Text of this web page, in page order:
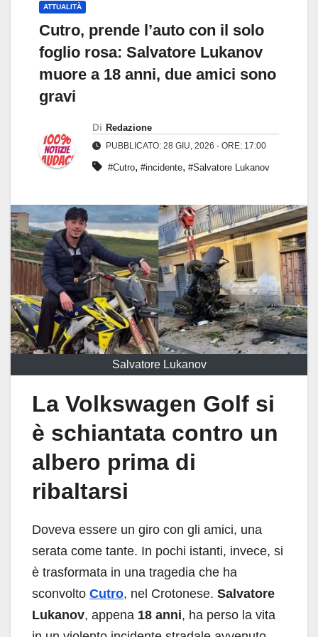
ATTUALITÀ
Cutro, prende l’auto con il solo
foglio rosa: Salvatore Lukanov
muore a 18 anni, due amici sono
gravi
Di Redazione
PUBBLICATO: 28 GIU, 2026 - ORE: 17:00
#Cutro, #incidente, #Salvatore Lukanov
Salvatore Lukanov
La Volkswagen Golf si
è schiantata contro un
albero prima di
ribaltarsi
Doveva essere un giro con gli amici, una
serata come tante. In pochi istanti, invece, si
è trasformata in una tragedia che ha
sconvolto Cutro, nel Crotonese. Salvatore
Lukanov, appena 18 anni, ha perso la vita